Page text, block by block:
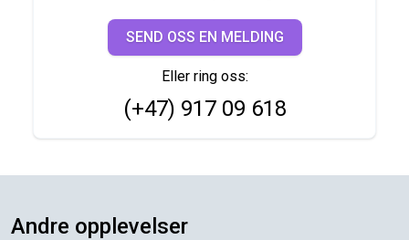
SEND OSS EN MELDING
Eller ring oss:
(+47) 917 09 618
Andre opplevelser